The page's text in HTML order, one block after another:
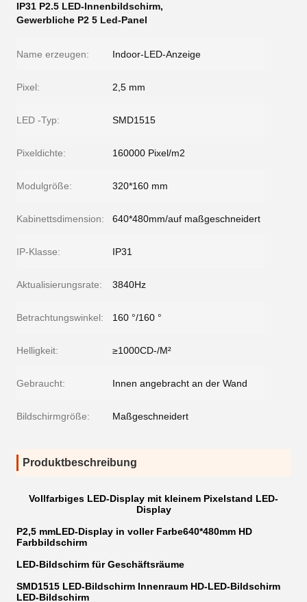
IP31 P2.5 LED-Innenbildschirm,
Gewerbliche P2 5 Led-Panel
Name erzeugen: Indoor-LED-Anzeige
Pixel: 2,5 mm
LED -Typ: SMD1515
Pixeldichte: 160000 Pixel/m2
Modulgröße: 320*160 mm
Kabinettsdimension: 640*480mm/auf maßgeschneidert
IP-Klasse: IP31
Aktualisierungsrate: 3840Hz
Betrachtungswinkel: 160 °/160 °
Helligkeit: ≥1000CD-/M²
Gebraucht: Innen angebracht an der Wand
Bildschirmgröße: Maßgeschneidert
Produktbeschreibung
Vollfarbiges LED-Display mit kleinem Pixelstand LED-
Display
P2,5 mmLED-Display in voller Farbe640*480mm HD
Farbbildschirm
LED-Bildschirm für Geschäftsräume
SMD1515 LED-Bildschirm Innenraum HD-LED-Bildschirm
LED-Bildschirm